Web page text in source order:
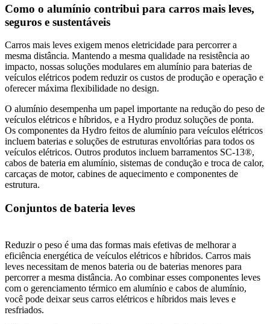
Como o alumínio contribui para carros mais leves,
seguros e sustentáveis
Carros mais leves exigem menos eletricidade para percorrer a
mesma distância. Mantendo a mesma qualidade na resistência ao
impacto, nossas soluções modulares em alumínio para baterias de
veículos elétricos podem reduzir os custos de produção e operação e
oferecer máxima flexibilidade no design.
O alumínio desempenha um papel importante na redução do peso de
veículos elétricos e híbridos, e a Hydro produz soluções de ponta.
Os componentes da Hydro feitos de alumínio para veículos elétricos
incluem baterias e soluções de estruturas envoltórias para todos os
veículos elétricos. Outros produtos incluem barramentos SC-13®,
cabos de bateria em alumínio, sistemas de condução e troca de calor,
carcaças de motor, cabines de aquecimento e componentes de
estrutura.
Conjuntos de bateria leves
Reduzir o peso é uma das formas mais efetivas de melhorar a
eficiência energética de veículos elétricos e híbridos. Carros mais
leves necessitam de menos bateria ou de baterias menores para
percorrer a mesma distância. Ao combinar esses componentes leves
com o gerenciamento térmico em alumínio e cabos de alumínio,
você pode deixar seus carros elétricos e híbridos mais leves e
resfriados.